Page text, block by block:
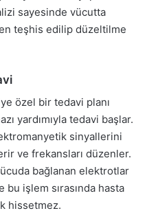
sayesinde vücutta
teşhis edilip düzeltilme
özel bir tedavi planı
yardımıyla tedavi başlar.
sinyallerini
ve frekansları düzenler.
bağlanan elektrotlar
bu işlem sırasında hasta
hissetmez.